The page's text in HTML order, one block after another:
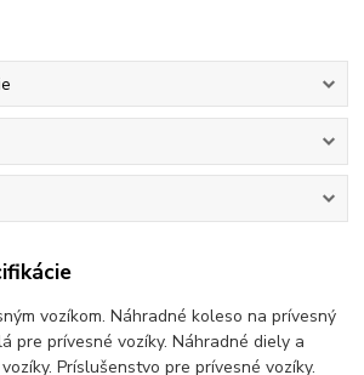
vozíkom. Náhradné koleso na prívesný
pre prívesné vozíky. Náhradné diely a
Príslušenstvo pre prívesné vozíky.